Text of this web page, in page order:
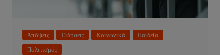
Απόψεις Ειδήσεις Κοινωνικά
Παιδεία
Πολιτισμός